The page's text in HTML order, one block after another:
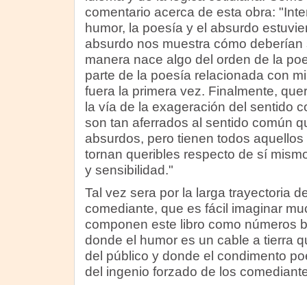
comentario acerca de esta obra:
humor, la poesía y el absurdo
absurdo nos muestra cómo
manera nace algo del orden de la
parte de la poesía relacionada con
fuera la primera vez. Finalmente,
la vía de la exageración del sentido
son tan aferrados al sentido común
absurdos, pero tienen todos
tornan queribles respecto de sí
y sensibilidad."
Tal vez sera por la larga trayectoria
comediante, que es fácil imaginar
componen este libro como números
donde el humor es un cable a tierra
del público y donde el condimento
del ingenio forzado de los